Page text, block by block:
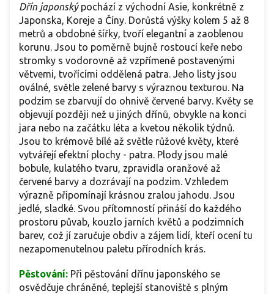
Dřín japonskýpochází z východní Asie, konkrétně z
Japonska, Koreje a Číny. Dorůstá výšky kolem 5 až 8
metrů a obdobné šířky, tvoří elegantní a zaoblenou
korunu. Jsou to poměrně bujně rostoucí keře nebo
stromky s vodorovně až vzpřímeně postavenými
větvemi, tvořícími oddělená patra. Jeho listy jsou
oválné, světle zelené barvy s výraznou texturou. Na
podzim se zbarvují do ohnivě červené barvy. Květy se
objevují později než u jiných dřínů, obvykle na konci
jara nebo na začátku léta a kvetou několik týdnů.
Jsou to krémově bílé až světle růžové květy, které
vytvářejí efektní plochy - patra. Plody jsou malé
bobule, kulatého tvaru, zpravidla oranžové až
červené barvy a dozrávají na podzim. Vzhledem
výrazně připomínají krásnou zralou jahodu. Jsou
jedlé, sladké. Svou přítomností přináší do každého
prostoru půvab, kouzlo jarních květů a podzimních
barev, což jí zaručuje obdiv a zájem lidí, kteří ocení tu
nezapomenutelnou paletu přírodních krás.
Pěstování: Při pěstování dřínu japonského se
osvědčuje chráněné, teplejší stanoviště s plným